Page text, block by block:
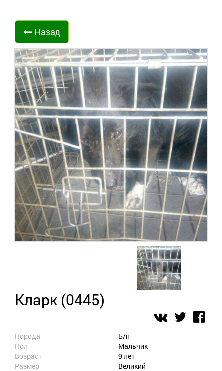
Назад
Кларк (0445)
Порода
Б/п
Пол
Мальчик
Возраст
9 лет
Размер
Великий